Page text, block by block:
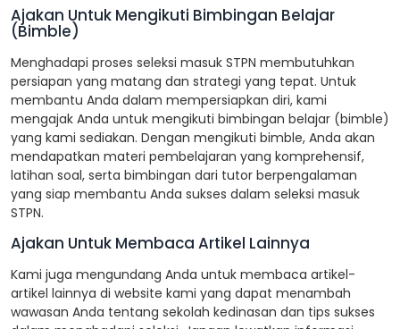
Ajakan Untuk Mengikuti Bimbingan Belajar
(Bimble)
Menghadapi proses seleksi masuk STPN membutuhkan
persiapan yang matang dan strategi yang tepat. Untuk
membantu Anda dalam mempersiapkan diri, kami
mengajak Anda untuk mengikuti bimbingan belajar (bimble)
yang kami sediakan. Dengan mengikuti bimble, Anda akan
mendapatkan materi pembelajaran yang komprehensif,
latihan soal, serta bimbingan dari tutor berpengalaman
yang siap membantu Anda sukses dalam seleksi masuk
STPN.
Ajakan Untuk Membaca Artikel Lainnya
Kami juga mengundang Anda untuk membaca artikel-
artikel lainnya di website kami yang dapat menambah
wawasan Anda tentang sekolah kedinasan dan tips sukses